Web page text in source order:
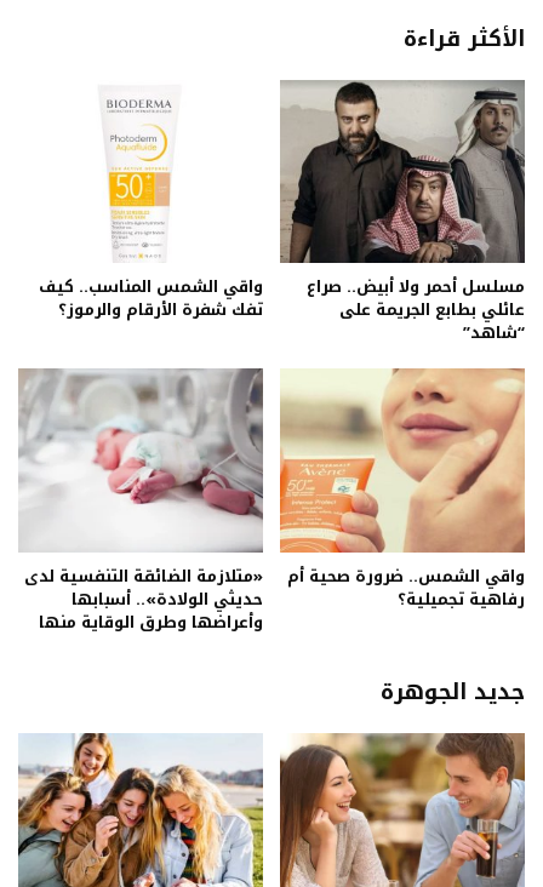
الأكثر قراءة
مسلسل أحمر ولا أبيض.. صراع
عائلي بطابع الجريمة على
“شاهد”
واقي الشمس المناسب.. كيف
تفك شفرة الأرقام والرموز؟
واقي الشمس.. ضرورة صحية أم
رفاهية تجميلية؟
«متلازمة الضائقة التنفسية لدى
حديثي الولادة».. أسبابها
وأعراضها وطرق الوقاية منها
جديد الجوهرة